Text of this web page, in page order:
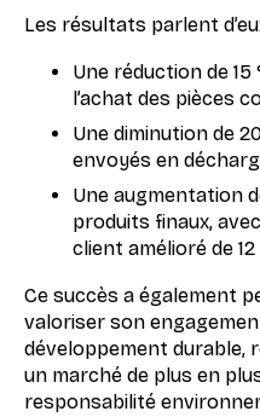
Les résultats parlent
Une réduction de
l’achat des pièces
Une diminution de
envoyés en
Une augmentation
produits finaux,
client amélioré de 12
Ce succès a également
valoriser son
développement durable,
un marché de plus en
responsabilité